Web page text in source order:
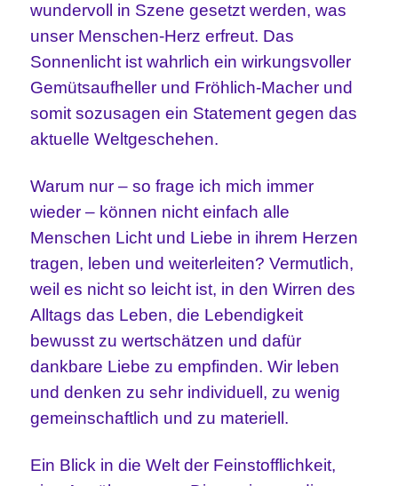
wundervoll in Szene gesetzt werden, was
unser Menschen-Herz erfreut. Das
Sonnenlicht ist wahrlich ein wirkungsvoller
Gemütsaufheller und Fröhlich-Macher und
somit sozusagen ein Statement gegen das
aktuelle Weltgeschehen.
Warum nur – so frage ich mich immer
wieder – können nicht einfach alle
Menschen Licht und Liebe in ihrem Herzen
tragen, leben und weiterleiten? Vermutlich,
weil es nicht so leicht ist, in den Wirren des
Alltags das Leben, die Lebendigkeit
bewusst zu wertschätzen und dafür
dankbare Liebe zu empfinden. Wir leben
und denken zu sehr individuell, zu wenig
gemeinschaftlich und zu materiell.
Ein Blick in die Welt der Feinstofflichkeit,